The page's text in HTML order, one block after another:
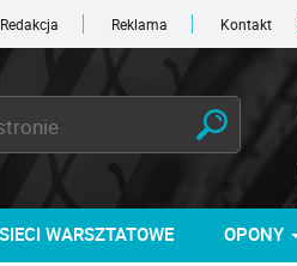
Redakcja Reklama Kontakt
SIECI WARSZTATOWE OPONY